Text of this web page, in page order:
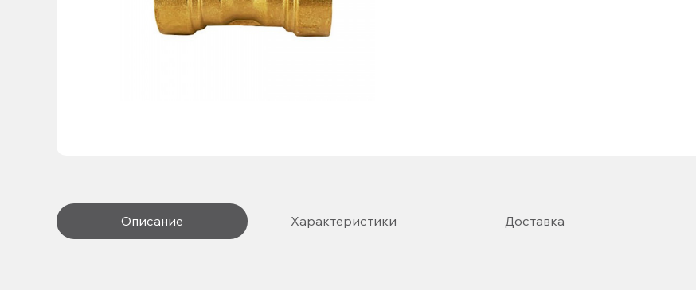
Описание Характеристики Доставка